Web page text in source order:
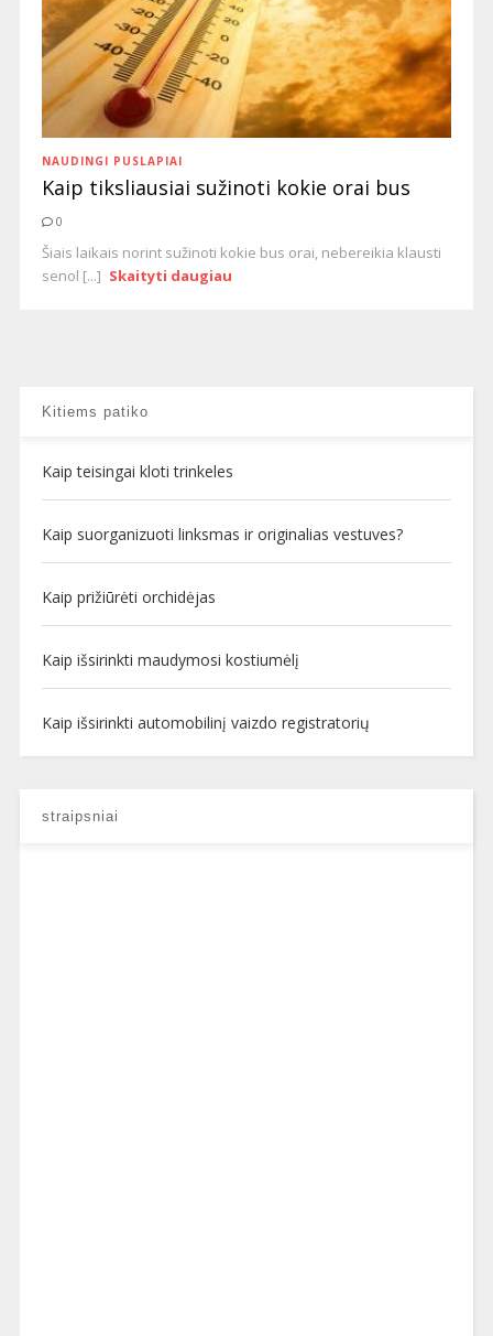
NAUDINGI PUSLAPIAI
Kaip tiksliausiai sužinoti kokie orai bus
0
Šiais laikais norint sužinoti kokie bus orai, nebereikia klausti
senol [...] Skaityti daugiau
Kitiems patiko
Kaip teisingai kloti trinkeles
Kaip suorganizuoti linksmas ir originalias vestuves?
Kaip prižiūrėti orchidėjas
Kaip išsirinkti maudymosi kostiumėlį
Kaip išsirinkti automobilinį vaizdo registratorių
straipsniai